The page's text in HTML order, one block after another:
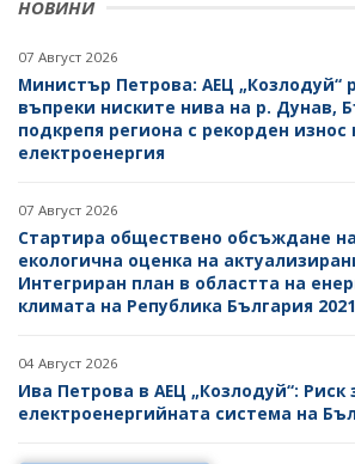
НОВИНИ
07 Август 2026
Министър Петрова: АЕЦ „Козлодуй“
въпреки ниските нива на р. Дунав,
подкрепя региона с рекорден износ
електроенергия
07 Август 2026
Стартира обществено обсъждане
екологична оценка на
Интегриран план в областта на
климата на Република България
04 Август 2026
Ива Петрова в АЕЦ „Козлодуй“: Риск
електроенергийната система на